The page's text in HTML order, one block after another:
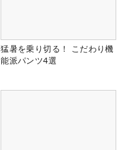
猛暑を乗り切る！ こだわり機
能派パンツ4選